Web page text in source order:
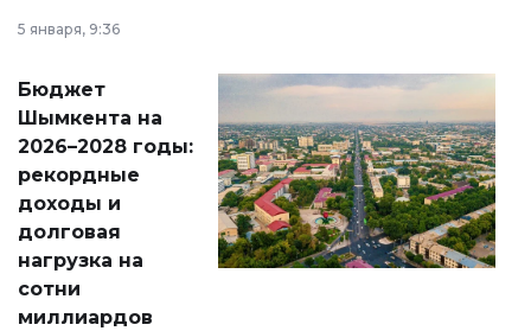
принести
народу
Венесуэлы.
5 января, 9:36
Бюджет
Шымкента на
2026–2028 годы:
рекордные
доходы и
долговая
нагрузка на
сотни
миллиардов